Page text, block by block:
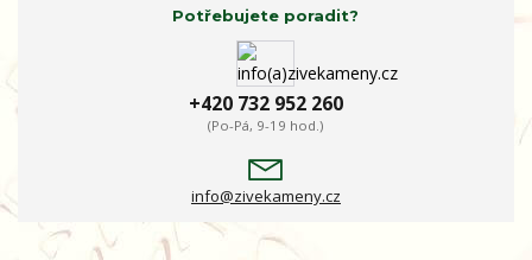
Potřebujete poradit?
+420 732 952 260
(Po-Pá, 9-19 hod.)
info@zivekameny.cz